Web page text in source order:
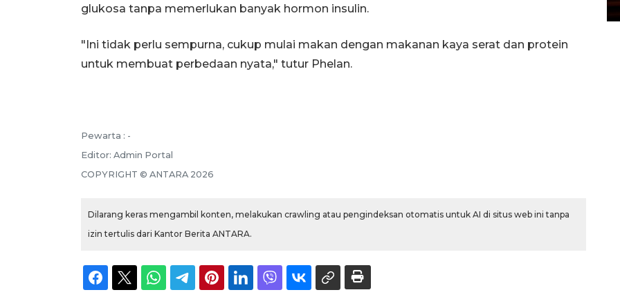
glukosa tanpa memerlukan banyak hormon insulin.
"Ini tidak perlu sempurna, cukup mulai makan dengan makanan kaya serat dan protein
untuk membuat perbedaan nyata," tutur Phelan.
Pewarta : -
Editor: Admin Portal
COPYRIGHT © ANTARA 2026
Dilarang keras mengambil konten, melakukan crawling atau pengindeksan otomatis untuk AI di situs web ini tanpa
izin tertulis dari Kantor Berita ANTARA.